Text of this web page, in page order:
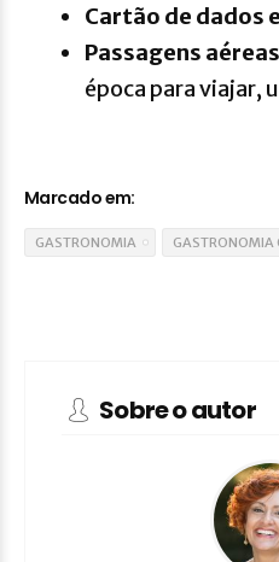
Cartão de dados
Passagens aéreas
época para viajar,
Marcado em:
GASTRONOMIA GASTRONOMIA
Sobre o autor